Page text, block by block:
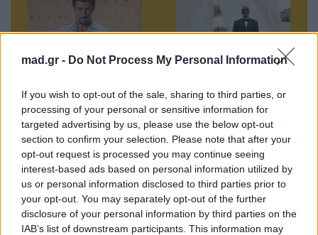
mad.gr - Do Not Process My Personal Information
If you wish to opt-out of the sale, sharing to third parties, or
processing of your personal or sensitive information for
targeted advertising by us, please use the below opt-out
section to confirm your selection. Please note that after your
opt-out request is processed you may continue seeing
interest-based ads based on personal information utilized by
us or personal information disclosed to third parties prior to
your opt-out. You may separately opt-out of the further
disclosure of your personal information by third parties on the
IAB’s list of downstream participants. This information may
«Where She Goes»:
Το hit του Bad
Bunny που
«έσπασε» το
φράγμα του 1
δισεκατομμυρίου
streams
04.06.2026
O Black Coffee
στην Αθήνα – Η
μεγάλη επιστροφή
στο Petra Theater
που κλείνει
εκρηκτικά το
καλοκαίρι
04.06.2026